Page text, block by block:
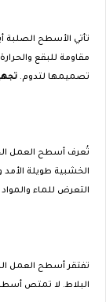
تأتي الأسطح الصلبة
مقاومة للبقع
تصميمها لتدوم.
تُعرف أسطح العمل
الخشبية طويلة
التعرض للماء والمواد
تفتقر أسطح العمل
البلاط. لا تمتص